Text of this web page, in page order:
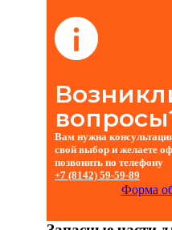
Вам нужна
свой выбор и желаете
позвонить по телефону
+7 (8142) 59-59-89
Форма